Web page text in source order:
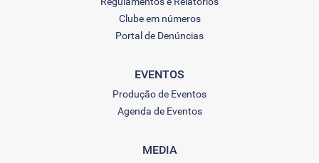
Clube em números
Portal de Denúncias
EVENTOS
Produção de Eventos
Agenda de Eventos
MEDIA